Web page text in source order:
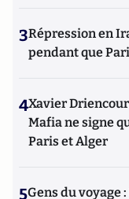
3Répression en
pendant que
4Xavier
Mafia ne signe
Paris et Alger
5Gens du voyage